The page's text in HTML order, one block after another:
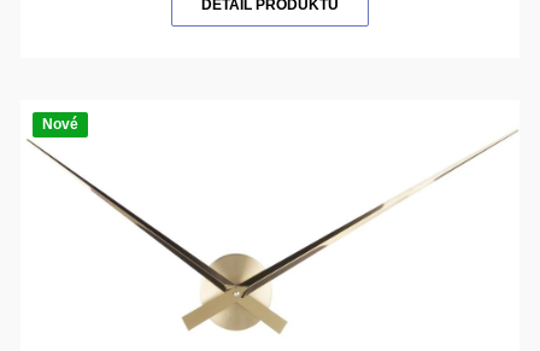
DETAIL PRODUKTU
Nové